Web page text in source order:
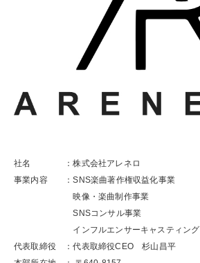
社名 ：株式会社アレネロ
事業内容 ：SNS楽曲著作権収益化事業
映像・楽曲制作事業
SNSコンサル事業
インフルエンサーキャスティング
代表取締役 ：代表取締役CEO 杉山昌平